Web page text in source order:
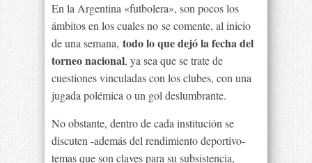
En la Argentina «futbolera», son pocos los
ámbitos en los cuales no se comente, al inicio
de una semana, todo lo que dejó la fecha del
torneo nacional, ya sea que se trate de
cuestiones vinculadas con los clubes, con una
jugada polémica o un gol deslumbrante.
No obstante, dentro de cada institución se
discuten -además del rendimiento deportivo-
temas que son claves para su subsistencia,